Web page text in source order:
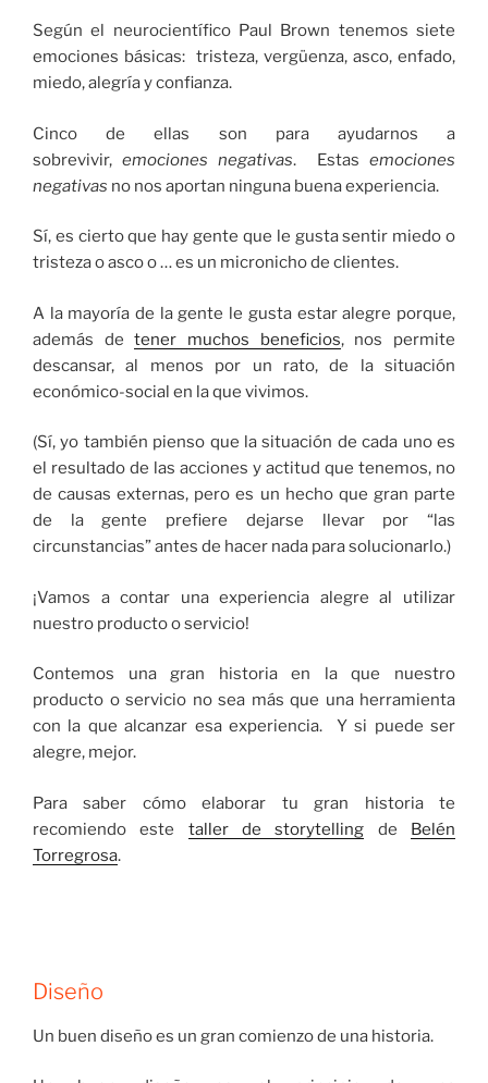
Según el neurocientífico Paul Brown tenemos siete
emociones básicas: tristeza, vergüenza, asco, enfado,
miedo, alegría y confianza.
Cinco de ellas son para ayudarnos a
sobrevivir,emociones negativas. Estasemociones
negativas no nos aportan ninguna buena experiencia.
Sí, es cierto que hay gente que le gusta sentir miedo o
tristeza o asco o … es un micronicho de clientes.
A la mayoría de la gente le gusta estar alegre porque,
además detener muchos beneficios, nos permite
descansar, al menos por un rato, de la situación
económico-social en la que vivimos.
(Sí, yo también pienso que la situación de cada uno es
el resultado de las acciones y actitud que tenemos, no
de causas externas, pero es un hecho que gran parte
de la gente prefiere dejarse llevar por “las
circunstancias” antes de hacer nada para solucionarlo.)
¡Vamos a contar una experiencia alegre al utilizar
nuestro producto o servicio!
Contemos una gran historia en la que nuestro
producto o servicio no sea más que una herramienta
con la que alcanzar esa experiencia. Y si puede ser
alegre, mejor.
Para saber cómo elaborar tu gran historia te
recomiendo este taller de storytelling de Belén
Torregrosa.
Diseño
Un buen diseño es un gran comienzo de una historia.